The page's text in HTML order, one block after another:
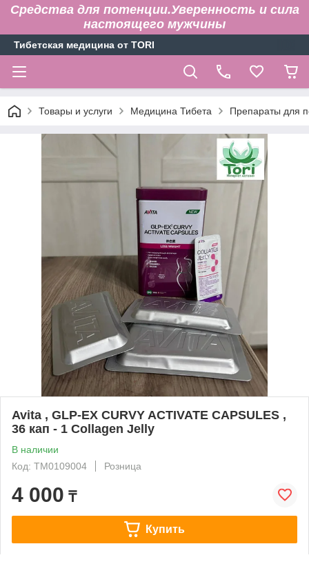
Средства для потенции.Уверенность и сила
настоящего мужчины
Тибетская медицина от TORI
Товары и услуги Медицина Тибета Препараты для
Avita , GLP-EX CURVY ACTIVATE CAPSULES ,
36 кап - 1 Collagen Jelly
В наличии
Код: ТМ0109004
Розница
4 000 ₸
Купить